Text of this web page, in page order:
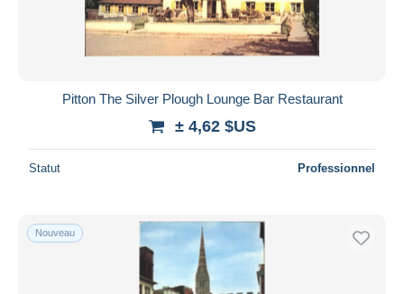
Pitton The Silver Plough Lounge Bar Restaurant
± 4,62 $US
Statut Professionnel
Nouveau